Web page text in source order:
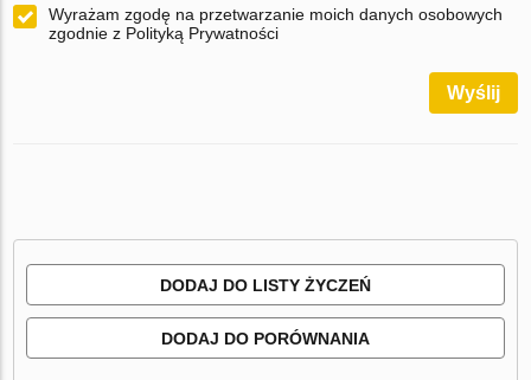
Wyrażam zgodę na przetwarzanie moich danych osobowych
zgodnie z Polityką Prywatności
Wyślij
DODAJ DO LISTY ŻYCZEŃ
DODAJ DO PORÓWNANIA